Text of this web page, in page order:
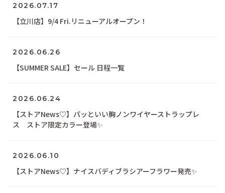
2026.07.17
【立川店】9/4 Fri.リニューアルオープン！
2026.06.26
【SUMMER SALE】セール 日程一覧
2026.06.24
【ストアNews♡】パッといい胸ノンワイヤーストラップレ
ス ストア限定カラー登場✨
2026.06.10
【ストアNews♡】ナイスバディブラシアーフラワー発売✨